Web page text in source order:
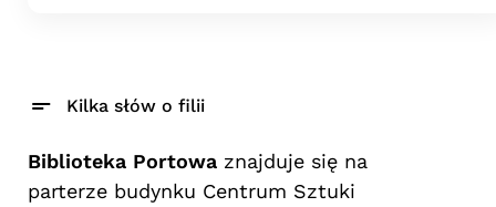
Kilka słów o filii
Biblioteka Portowa znajduje się na
parterze budynku Centrum Sztuki